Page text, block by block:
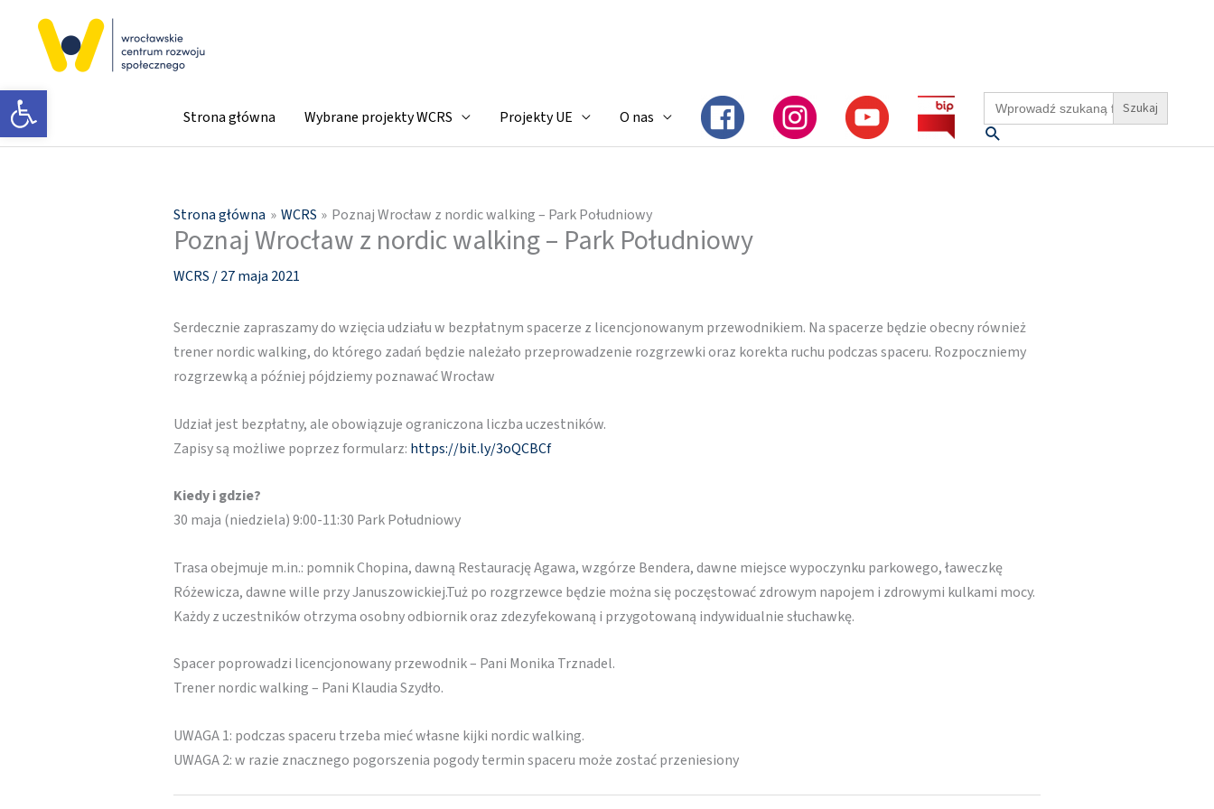
Otwórz pasek narzędzi Strona główna Wybrane projekty WCRS Projekty UE O nas
Search
for:
Szukaj
Strona główna WCRS Poznaj Wrocław z nordic walking – Park Południowy
Poznaj Wrocław z nordic walking – Park Południowy
WCRS /27 maja 2021
Serdecznie zapraszamy do wzięcia udziału w bezpłatnym spacerze z licencjonowanym przewodnikiem. Na spacerze będzie obecny również
trener nordic walking, do którego zadań będzie należało przeprowadzenie rozgrzewki oraz korekta ruchu podczas spaceru. Rozpoczniemy
rozgrzewką a później pójdziemy poznawać Wrocław
Udział jest bezpłatny, ale obowiązuje ograniczona liczba uczestników.
Zapisy są możliwe poprzez formularz: https://bit.ly/3oQCBCf
Kiedy i gdzie?
30 maja (niedziela) 9:00-11:30 Park Południowy
Trasa obejmuje m.in.: pomnik Chopina, dawną Restaurację Agawa, wzgórze Bendera, dawne miejsce wypoczynku parkowego, ławeczkę
Różewicza, dawne wille przy Januszowickiej.Tuż po rozgrzewce będzie można się poczęstować zdrowym napojem i zdrowymi kulkami mocy.
Każdy z uczestników otrzyma osobny odbiornik oraz zdezyfekowaną i przygotowaną indywidualnie słuchawkę.
Spacer poprowadzi licencjonowany przewodnik – Pani Monika Trznadel.
Trener nordic walking – Pani Klaudia Szydło.
UWAGA 1: podczas spaceru trzeba mieć własne kijki nordic walking.
UWAGA 2: w razie znacznego pogorszenia pogody termin spaceru może zostać przeniesiony